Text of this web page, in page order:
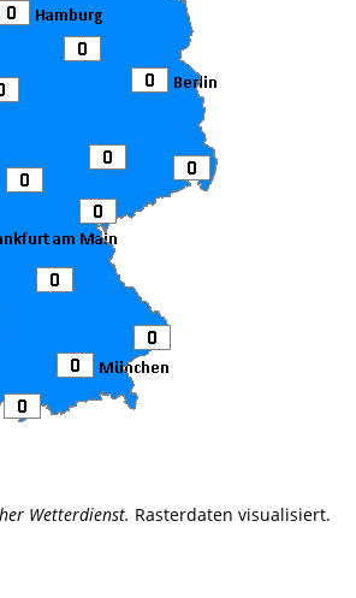
Wetterdienst. Rasterdaten visualisiert.